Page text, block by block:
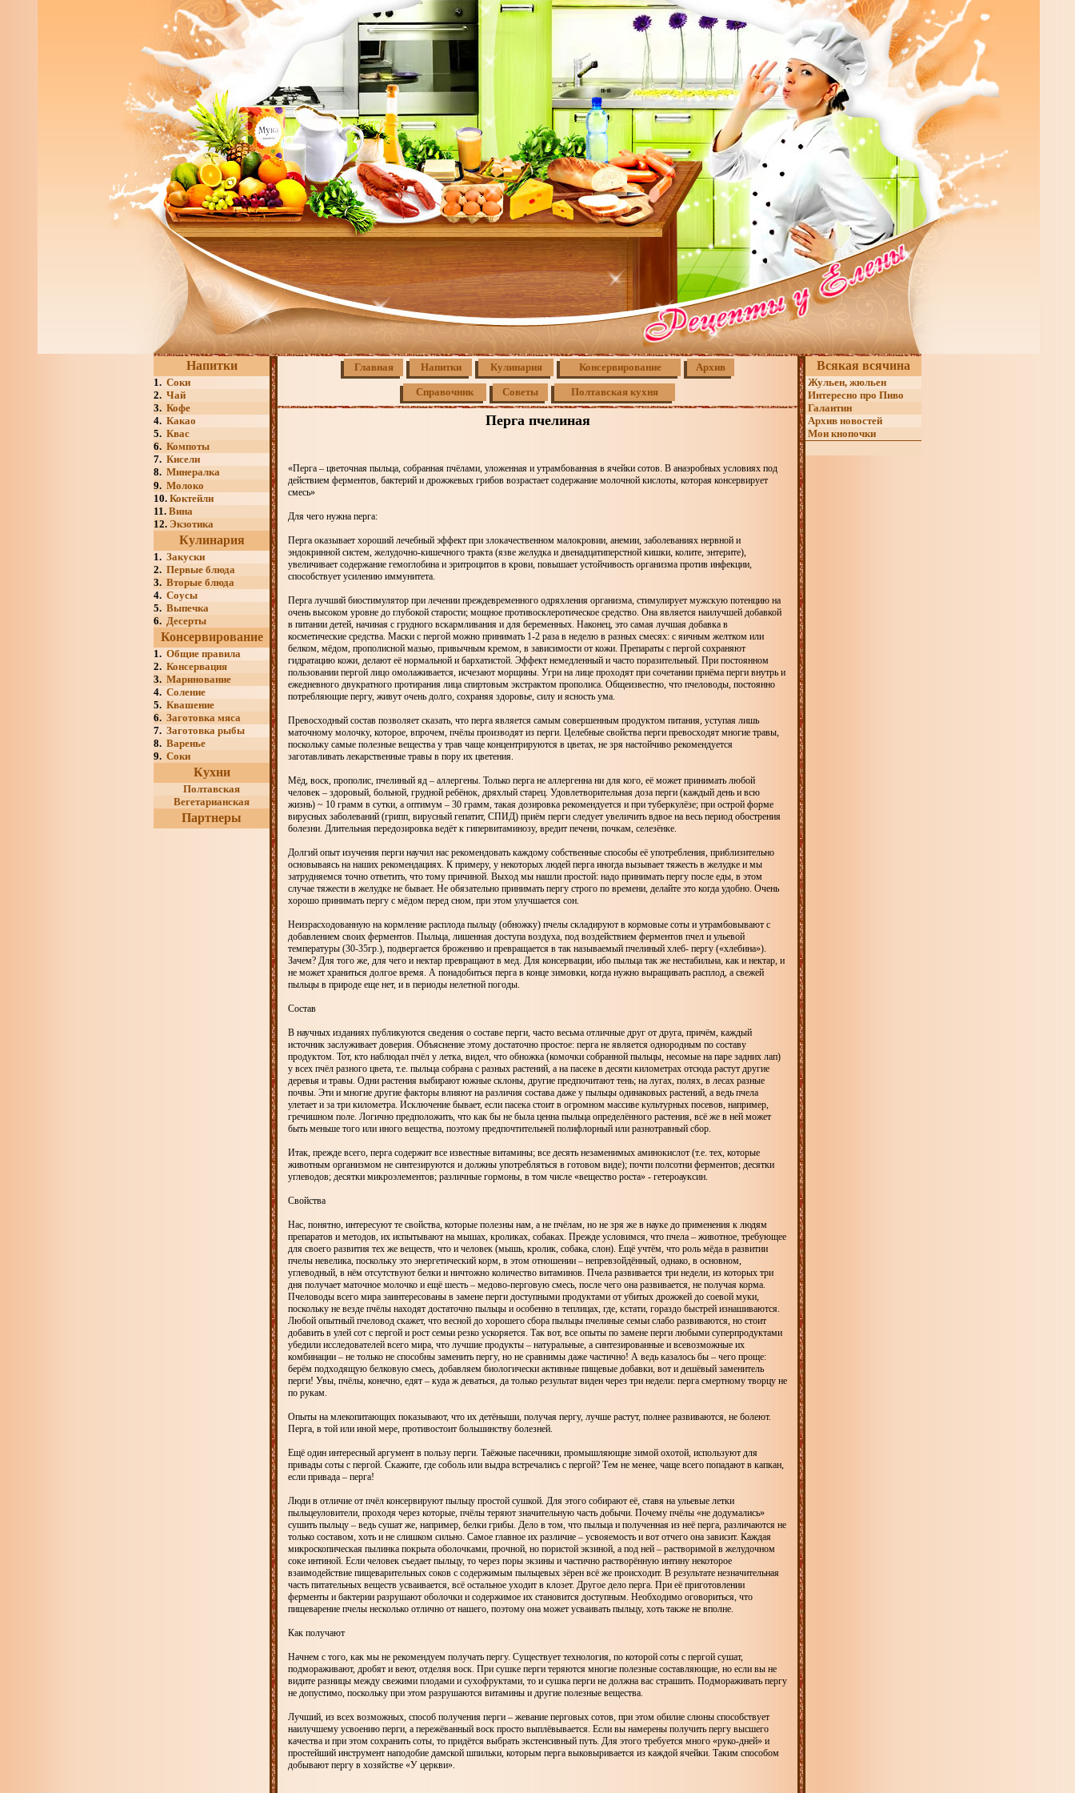
Напитки
1. Соки
2. Чай
3. Кофе
4. Какао
5. Квас
6. Компоты
7. Кисели
8. Минералка
9. Молоко
10. Коктейли
11. Вина
12. Экзотика
Кулинария
1. Закуски
2. Первые блюда
3. Вторые блюда
4. Соусы
5. Выпечка
6. Десерты
Консервирование
1. Общие правила
2. Консервация
3. Маринование
4. Соление
5. Квашение
6. Заготовка мяса
7. Заготовка рыбы
8. Варенье
9. Соки
Кухни
Полтавская
Вегетарианская
Партнеры
Главная Напитки Кулинария Консервирование Архив
Справочник Советы Полтавская кухня
Перга пчелиная
«Перга – цветочная пыльца, собранная пчёлами, уложенная и утрамбованная в ячейки сотов. В анаэробных условиях под
действием ферментов, бактерий и дрожжевых грибов возрастает содержание молочной кислоты, которая консервирует
смесь»
Для чего нужна перга:
Перга оказывает хороший лечебный эффект при злокачественном малокровии, анемии, заболеваниях нервной и
эндокринной систем, желудочно-кишечного тракта (язве желудка и двенадцатиперстной кишки, колите, энтерите),
увеличивает содержание гемоглобина и эритроцитов в крови, повышает устойчивость организма против инфекции,
способствует усилению иммунитета.
Перга лучший биостимулятор при лечении преждевременного одряхления организма, стимулирует мужскую потенцию на
очень высоком уровне до глубокой старости; мощное противосклеротическое средство. Она является наилучшей добавкой
в питании детей, начиная с грудного вскармливания и для беременных. Наконец, это самая лучшая добавка в
косметические средства. Маски с пергой можно принимать 1-2 раза в неделю в разных смесях: с яичным желтком или
белком, мёдом, прополисной мазью, привычным кремом, в зависимости от кожи. Препараты с пергой сохраняют
гидратацию кожи, делают её нормальной и бархатистой. Эффект немедленный и часто поразительный. При постоянном
пользовании пергой лицо омолаживается, исчезают морщины. Угри на лице проходят при сочетании приёма перги внутрь и
ежедневного двукратного протирания лица спиртовым экстрактом прополиса. Общеизвестно, что пчеловоды, постоянно
потребляющие пергу, живут очень долго, сохраняя здоровье, силу и ясность ума.
Превосходный состав позволяет сказать, что перга является самым совершенным продуктом питания, уступая лишь
маточному молочку, которое, впрочем, пчёлы производят из перги. Целебные свойства перги превосходят многие травы,
поскольку самые полезные вещества у трав чаще концентрируются в цветах, не зря настойчиво рекомендуется
заготавливать лекарственные травы в пору их цветения.
Мёд, воск, прополис, пчелиный яд – аллергены. Только перга не аллергенна ни для кого, её может принимать любой
человек – здоровый, больной, грудной ребёнок, дряхлый старец. Удовлетворительная доза перги (каждый день и всю
жизнь) ~ 10 грамм в сутки, а оптимум – 30 грамм, такая дозировка рекомендуется и при туберкулёзе; при острой форме
вирусных заболеваний (грипп, вирусный гепатит, СПИД) приём перги следует увеличить вдвое на весь период обострения
болезни. Длительная передозировка ведёт к гипервитаминозу, вредит печени, почкам, селезёнке.
Долгий опыт изучения перги научил нас рекомендовать каждому собственные способы её употребления, приблизительно
основываясь на наших рекомендациях. К примеру, у некоторых людей перга иногда вызывает тяжесть в желудке и мы
затрудняемся точно ответить, что тому причиной. Выход мы нашли простой: надо принимать пергу после еды, в этом
случае тяжести в желудке не бывает. Не обязательно принимать пергу строго по времени, делайте это когда удобно. Очень
хорошо принимать пергу с мёдом перед сном, при этом улучшается сон.
Неизрасходованную на кормление расплода пыльцу (обножку) пчелы складируют в кормовые соты и утрамбовывают с
добавлением своих ферментов. Пыльца, лишенная доступа воздуха, под воздействием ферментов пчел и ульевой
температуры (30-35гр.), подвергается брожению и превращается в так называемый пчелиный хлеб- пергу («хлебина»).
Зачем? Для того же, для чего и нектар превращают в мед. Для консервации, ибо пыльца так же нестабильна, как и нектар, и
не может храниться долгое время. А понадобиться перга в конце зимовки, когда нужно выращивать расплод, а свежей
пыльцы в природе еще нет, и в периоды нелетной погоды.
Состав
В научных изданиях публикуются сведения о составе перги, часто весьма отличные друг от друга, причём, каждый
источник заслуживает доверия. Объяснение этому достаточно простое: перга не является однородным по составу
продуктом. Тот, кто наблюдал пчёл у летка, видел, что обножка (комочки собранной пыльцы, несомые на паре задних лап)
у всех пчёл разного цвета, т.е. пыльца собрана с разных растений, а на пасеке в десяти километрах отсюда растут другие
деревья и травы. Одни растения выбирают южные склоны, другие предпочитают тень; на лугах, полях, в лесах разные
почвы. Эти и многие другие факторы влияют на различия состава даже у пыльцы одинаковых растений, а ведь пчела
улетает и за три километра. Исключение бывает, если пасека стоит в огромном массиве культурных посевов, например,
гречишном поле. Логично предположить, что как бы не была ценна пыльца определённого растения, всё же в ней может
быть меньше того или иного вещества, поэтому предпочтительней полифлорный или разнотравный сбор.
Итак, прежде всего, перга содержит все известные витамины; все десять незаменимых аминокислот (т.е. тех, которые
животным организмом не синтезируются и должны употребляться в готовом виде); почти полсотни ферментов; десятки
углеводов; десятки микроэлементов; различные гормоны, в том числе «вещество роста» - гетероауксин.
Свойства
Нас, понятно, интересуют те свойства, которые полезны нам, а не пчёлам, но не зря же в науке до применения к людям
препаратов и методов, их испытывают на мышах, кроликах, собаках. Прежде условимся, что пчела – животное, требующее
для своего развития тех же веществ, что и человек (мышь, кролик, собака, слон). Ещё учтём, что роль мёда в развитии
пчелы невелика, поскольку это энергетический корм, в этом отношении – непревзойдённый, однако, в основном,
углеводный, в нём отсутствуют белки и ничтожно количество витаминов. Пчела развивается три недели, из которых три
дня получает маточное молочко и ещё шесть – медово-перговую смесь, после чего она развивается, не получая корма.
Пчеловоды всего мира заинтересованы в замене перги доступными продуктами от убитых дрожжей до соевой муки,
поскольку не везде пчёлы находят достаточно пыльцы и особенно в теплицах, где, кстати, гораздо быстрей изнашиваются.
Любой опытный пчеловод скажет, что весной до хорошего сбора пыльцы пчелиные семьи слабо развиваются, но стоит
добавить в улей сот с пергой и рост семьи резко ускоряется. Так вот, все опыты по замене перги любыми суперпродуктами
убедили исследователей всего мира, что лучшие продукты – натуральные, а синтезированные и всевозможные их
комбинации – не только не способны заменить пергу, но не сравнимы даже частично! А ведь казалось бы – чего проще:
берём подходящую белковую смесь, добавляем биологически активные пищевые добавки, вот и дешёвый заменитель
перги! Увы, пчёлы, конечно, едят – куда ж деваться, да только результат виден через три недели: перга смертному творцу не
по рукам.
Опыты на млекопитающих показывают, что их детёныши, получая пергу, лучше растут, полнее развиваются, не болеют.
Перга, в той или иной мере, противостоит большинству болезней.
Ещё один интересный аргумент в пользу перги. Таёжные пасечники, промышляющие зимой охотой, используют для
привады соты с пергой. Скажите, где соболь или выдра встречались с пергой? Тем не менее, чаще всего попадают в капкан,
если привада – перга!
Люди в отличие от пчёл консервируют пыльцу простой сушкой. Для этого собирают её, ставя на ульевые летки
пыльцеуловители, проходя через которые, пчёлы теряют значительную часть добычи. Почему пчёлы «не додумались»
сушить пыльцу – ведь сушат же, например, белки грибы. Дело в том, что пыльца и полученная из неё перга, различаются не
только составом, хоть и не слишком сильно. Самое главное их различие – усвояемость и вот отчего она зависит. Каждая
микроскопическая пылинка покрыта оболочками, прочной, но пористой экзиной, а под ней – растворимой в желудочном
соке интиной. Если человек съедает пыльцу, то через поры экзины и частично растворённую интину некоторое
взаимодействие пищеварительных соков с содержимым пыльцевых зёрен всё же происходит. В результате незначительная
часть питательных веществ усваивается, всё остальное уходит в клозет. Другое дело перга. При её приготовлении
ферменты и бактерии разрушают оболочки и содержимое их становится доступным. Необходимо оговориться, что
пищеварение пчелы несколько отлично от нашего, поэтому она может усваивать пыльцу, хоть также не вполне.
Как получают
Начнем с того, как мы не рекомендуем получать пергу. Существует технология, по которой соты с пергой сушат,
подмораживают, дробят и веют, отделяя воск. При сушке перги теряются многие полезные составляющие, но если вы не
видите разницы между свежими плодами и сухофруктами, то и сушка перги не должна вас страшить. Подмораживать пергу
не допустимо, поскольку при этом разрушаются витамины и другие полезные вещества.
Лучший, из всех возможных, способ получения перги – жевание перговых сотов, при этом обилие слюны способствует
наилучшему усвоению перги, а пережёванный воск просто выплёвывается. Если вы намерены получить пергу высшего
качества и при этом сохранить соты, то придётся выбрать экстенсивный путь. Для этого требуется много «руко-дней» и
простейший инструмент наподобие дамской шпильки, которым перга выковыривается из каждой ячейки. Таким способом
добывают пергу в хозяйстве «У церкви».
Всякая всячина
Жульен, жюльен
Интересно про Пиво
Галантин
Архив новостей
Мои кнопочки